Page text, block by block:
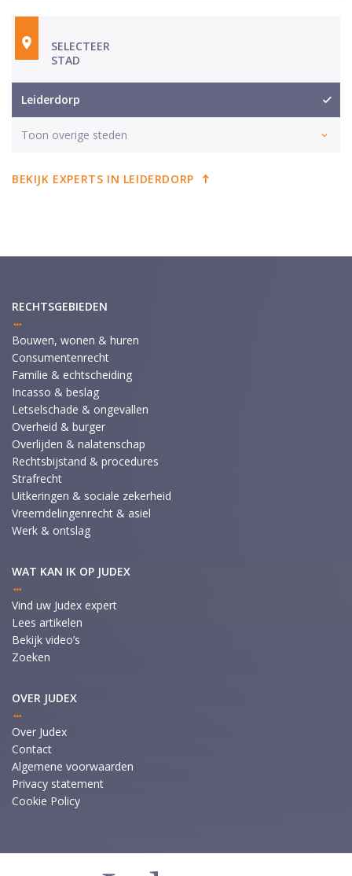
SELECTEER
STAD
Leiderdorp
Toon overige steden
BEKIJK EXPERTS IN LEIDERDORP
RECHTSGEBIEDEN
Bouwen, wonen & huren
Consumentenrecht
Familie & echtscheiding
Incasso & beslag
Letselschade & ongevallen
Overheid & burger
Overlijden & nalatenschap
Rechtsbijstand & procedures
Strafrecht
Uitkeringen & sociale zekerheid
Vreemdelingenrecht & asiel
Werk & ontslag
WAT KAN IK OP JUDEX
Vind uw Judex expert
Lees artikelen
Bekijk video’s
Zoeken
OVER JUDEX
Over Judex
Contact
Algemene voorwaarden
Privacy statement
Cookie Policy